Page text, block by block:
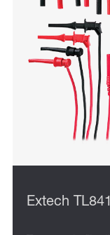
Extech TL841